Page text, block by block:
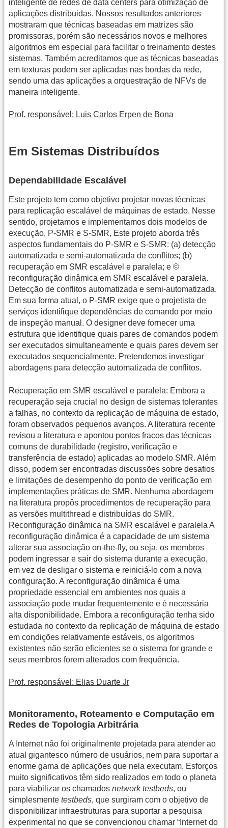
inteligente de redes de data centers para otimização de
aplicações distribuidas. Nossos resultados anteriores
mostraram que técnicas baseadas em matrizes são
promissoras, porém são necessários novos e melhores
algoritmos em especial para facilitar o treinamento destes
sistemas. Também acreditamos que as técnicas baseadas
em texturas podem ser aplicadas nas bordas da rede,
sendo uma das aplicações a orquestração de NFVs de
maneira inteligente.
Prof. responsável: Luis Carlos Erpen de Bona
Em Sistemas Distribuídos
Dependabilidade Escalável
Este projeto tem como objetivo projetar novas técnicas
para replicação escalável de máquinas de estado. Nesse
sentido, projetamos e implementamos dois modelos de
execução, P-SMR e S-SMR, Este projeto aborda três
aspectos fundamentais do P-SMR e S-SMR: (a) detecção
automatizada e semi-automatizada de conflitos; (b)
recuperação em SMR escalável e paralela; e ©
reconfiguração dinâmica em SMR escalável e paralela.
Detecção de conflitos automatizada e semi-automatizada.
Em sua forma atual, o P-SMR exige que o projetista de
serviços identifique dependências de comando por meio
de inspeção manual. O designer deve fornecer uma
estrutura que identifique quais pares de comandos podem
ser executados simultaneamente e quais pares devem ser
executados sequencialmente. Pretendemos investigar
abordagens para detecção automatizada de conflitos.
Recuperação em SMR escalável e paralela: Embora a
recuperação seja crucial no design de sistemas tolerantes
a falhas, no contexto da replicação de máquina de estado,
foram observados pequenos avanços. A literatura recente
revisou a literatura e apontou pontos fracos das técnicas
comuns de durabilidade (registro, verificação e
transferência de estado) aplicadas ao modelo SMR. Além
disso, podem ser encontradas discussões sobre desafios
e limitações de desempenho do ponto de verificação em
implementações práticas de SMR. Nenhuma abordagem
na literatura propôs procedimentos de recuperação para
as versões multithread e distribuídas do SMR.
Reconfiguração dinâmica na SMR escalável e paralela A
reconfiguração dinâmica é a capacidade de um sistema
alterar sua associação on-the-fly, ou seja, os membros
podem ingressar e sair do sistema durante a execução,
em vez de desligar o sistema e reiniciá-lo com a nova
configuração. A reconfiguração dinâmica é uma
propriedade essencial em ambientes nos quais a
associação pode mudar frequentemente e é necessária
alta disponibilidade. Embora a reconfiguração tenha sido
estudada no contexto da replicação de máquina de estado
em condições relativamente estáveis, os algoritmos
existentes não serão eficientes se o sistema for grande e
seus membros forem alterados com frequência.
Prof. responsável: Elias Duarte Jr
Monitoramento, Roteamento e Computação em
Redes de Topologia Arbitrária
A Internet não foi originalmente projetada para atender ao
atual gigantesco número de usuários, nem para suportar a
enorme gama de aplicações que nela executam. Esforços
muito significativos têm sido realizados em todo o planeta
para viabilizar os chamados network testbeds, ou
simplesmente testbeds, que surgiram com o objetivo de
disponibilizar infraestruturas para suportar a pesquisa
experimental no que se convencionou chamar “Internet do